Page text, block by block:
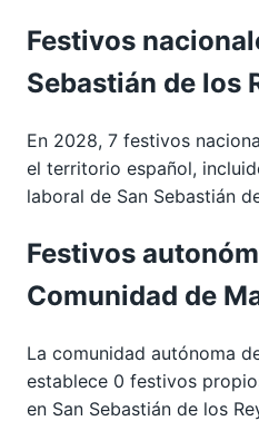
Festivos
Sebastián de los
En 2028, 7 festivos
el territorio español,
laboral de San Sebastián
Festivos
Comunidad de
La comunidad autónoma
establece 0 festivos
en San Sebastián de los